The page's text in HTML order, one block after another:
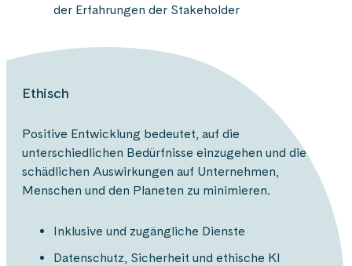
der Erfahrungen der Stakeholder
Ethisch
Positive Entwicklung bedeutet, auf die
unterschiedlichen Bedürfnisse einzugehen und die
schädlichen Auswirkungen auf Unternehmen,
Menschen und den Planeten zu minimieren.
Inklusive und zugängliche Dienste
Datenschutz, Sicherheit und ethische KI